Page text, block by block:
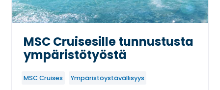
MSC Cruisesille tunnustusta
ympäristötyöstä
MSC Cruises Ympäristöystävällisyys